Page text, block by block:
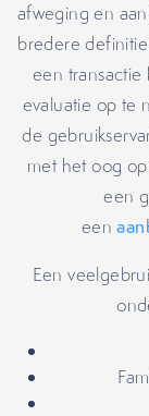
afweging en
bredere
een
evaluatie op te
de
met het oog
een
een
Een